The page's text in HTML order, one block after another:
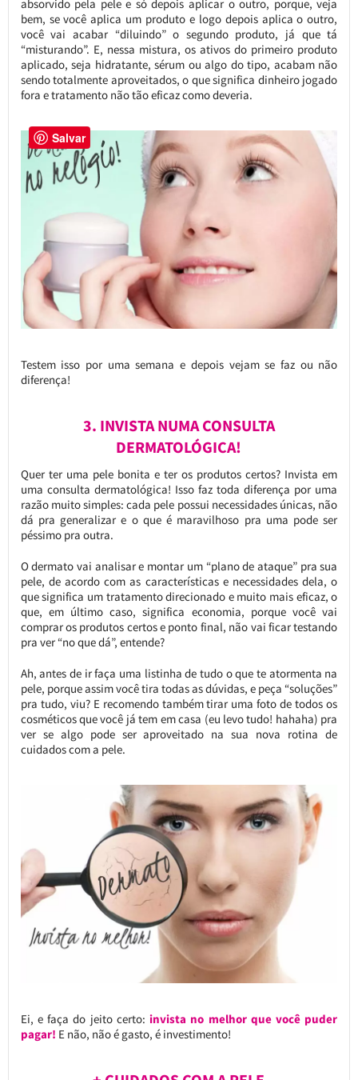
absorvido pela pele e só depois aplicar o outro, porque, veja
bem, se você aplica um produto e logo depois aplica o outro,
você vai acabar “diluindo” o segundo produto, já que tá
“misturando”. E, nessa mistura, os ativos do primeiro produto
aplicado, seja hidratante, sérum ou algo do tipo, acabam não
sendo totalmente aproveitados, o que significa dinheiro jogado
fora e tratamento não tão eficaz como deveria.
Testem isso por uma semana e depois vejam se faz ou não
diferença!
3. INVISTA NUMA CONSULTA
DERMATOLÓGICA!
Quer ter uma pele bonita e ter os produtos certos? Invista em
uma consulta dermatológica! Isso faz toda diferença por uma
razão muito simples: cada pele possui necessidades únicas, não
dá pra generalizar e o que é maravilhoso pra uma pode ser
péssimo pra outra.
O dermato vai analisar e montar um “plano de ataque” pra sua
pele, de acordo com as características e necessidades dela, o
que significa um tratamento direcionado e muito mais eficaz, o
que, em último caso, significa economia, porque você vai
comprar os produtos certos e ponto final, não vai ficar testando
pra ver “no que dá”, entende?
Ah, antes de ir faça uma listinha de tudo o que te atormenta na
pele, porque assim você tira todas as dúvidas, e peça “soluções”
pra tudo, viu? E recomendo também tirar uma foto de todos os
cosméticos que você já tem em casa (eu levo tudo! hahaha) pra
ver se algo pode ser aproveitado na sua nova rotina de
cuidados com a pele.
Ei, e faça do jeito certo: invista no melhor que você puder
pagar! E não, não é gasto, é investimento!
Salvar